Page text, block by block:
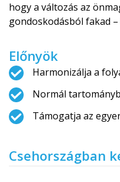
hogy a változás az
gondoskodásból fakad
Előnyök
Harmonizálja a
Normál
Támogatja az
Csehországban